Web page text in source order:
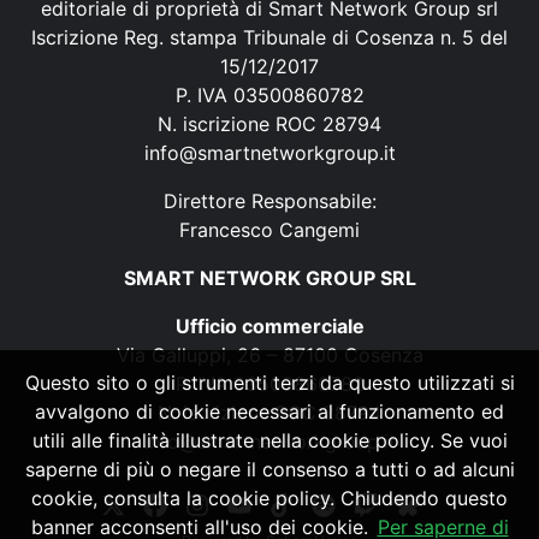
editoriale di proprietà di Smart Network Group srl
Iscrizione Reg. stampa Tribunale di Cosenza n. 5 del
15/12/2017
P. IVA 03500860782
N. iscrizione ROC 28794
info@smartnetworkgroup.it
Direttore Responsabile:
Francesco Cangemi
SMART NETWORK GROUP SRL
Ufficio commerciale
Via Galluppi, 26 – 87100 Cosenza
P. IVA 03500860782
N. iscrizione ROC 28794
info@smartnetworkgroup.it
Questo sito o gli strumenti terzi da questo utilizzati si
avvalgono di cookie necessari al funzionamento ed
utili alle finalità illustrate nella cookie policy. Se vuoi
saperne di più o negare il consenso a tutti o ad alcuni
cookie, consulta la cookie policy. Chiudendo questo
banner acconsenti all'uso dei cookie. Per saperne di